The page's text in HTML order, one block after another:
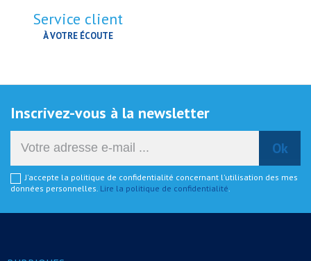
Service client
À VOTRE ÉCOUTE
Inscrivez-vous à la newsletter
J'accepte la politique de confidentialité concernant l'utilisation des mes
données personnelles. Lire la politique de confidentialité